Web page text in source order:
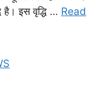
है। इस वृद्धि … Read